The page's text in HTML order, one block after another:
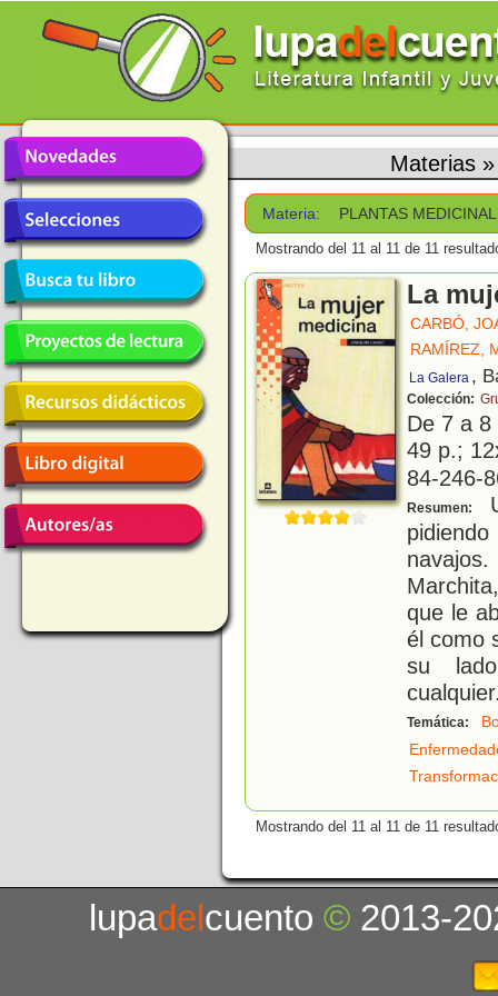
Materias
Materia: PLANTAS
Mostrando del 11 al 11 de 11
La
CARBÓ,
RAMÍREZ,
La Galera ,
Colección:
De 7 a
49 p.;
84-246-
Resumen:
que le
él como
su
cualquier
Temática:
Mostrando del 11 al 11 de 11
lupadelcuento© 2013-